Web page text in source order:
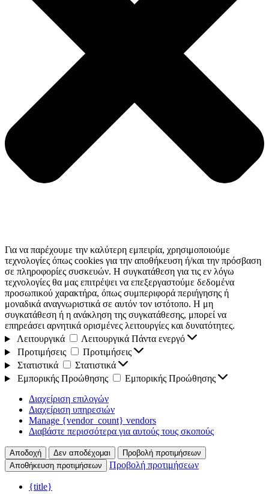
Για να παρέχουμε την καλύτερη εμπειρία, χρησιμοποιούμε
τεχνολογίες όπως cookies για την αποθήκευση ή/και την πρόσβαση
σε πληροφορίες συσκευών. Η συγκατάθεση για τις εν λόγω
τεχνολογίες θα μας επιτρέψει να επεξεργαστούμε δεδομένα
προσωπικού χαρακτήρα, όπως συμπεριφορά περιήγησης ή
μοναδικά αναγνωριστικά σε αυτόν τον ιστότοπο. Η μη
συγκατάθεση ή η ανάκληση της συγκατάθεσης, μπορεί να
επηρεάσει αρνητικά ορισμένες λειτουργίες και δυνατότητες.
Λειτουργικά
Λειτουργικά Πάντα ενεργό
Προτιμήσεις
Προτιμήσεις
Στατιστικά
Στατιστικά
Εμπορικής Προώθησης
Εμπορικής Προώθησης
Διαχείριση επιλογών
Διαχείριση υπηρεσιών
Manage {vendor_count} vendors
Διαβάστε περισσότερα για αυτούς τους σκοπούς
Αποδοχή Δεν αποδέχομαι
Προβολή προτιμήσεων
Αποθήκευση προτιμήσεων
Προβολή προτιμήσεων
{title}